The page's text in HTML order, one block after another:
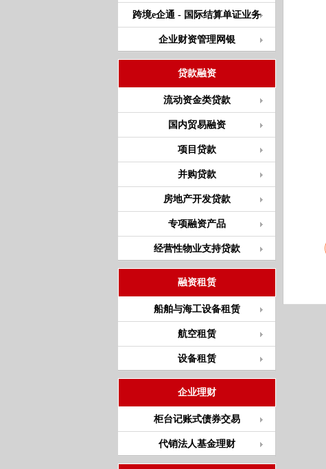
跨境e企通 - 国际结算单证业务
企业财资管理网银
贷款融资
流动资金类贷款
国内贸易融资
项目贷款
并购贷款
房地产开发贷款
专项融资产品
经营性物业支持贷款
融资租赁
船舶与海工设备租赁
航空租赁
设备租赁
企业理财
柜台记账式债券交易
代销法人基金理财